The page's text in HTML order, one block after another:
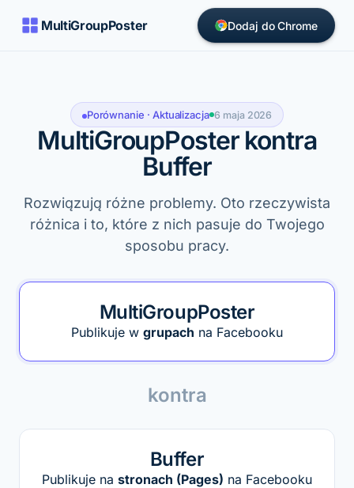
MultiGroupPoster Dodaj do Chrome
Porównanie · Aktualizacja 6 maja 2026
MultiGroupPoster kontra
Buffer
Rozwiązują różne problemy. Oto rzeczywista
różnica i to, które z nich pasuje do Twojego
sposobu pracy.
MultiGroupPoster
Publikuje w grupach na Facebooku
kontra
Buffer
Publikuje na stronach (Pages) na Facebooku